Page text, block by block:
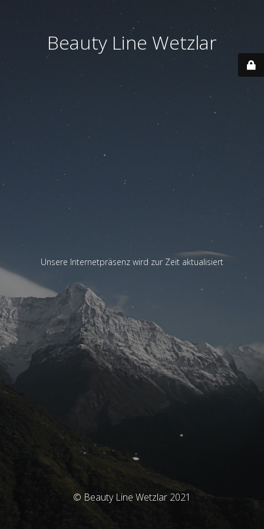
Beauty Line Wetzlar
Unsere Internetpräsenz wird zur Zeit aktualisiert
© Beauty Line Wetzlar 2021